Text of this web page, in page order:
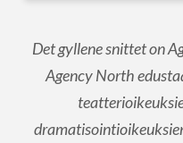
Det gyllene snittet on
Agency North